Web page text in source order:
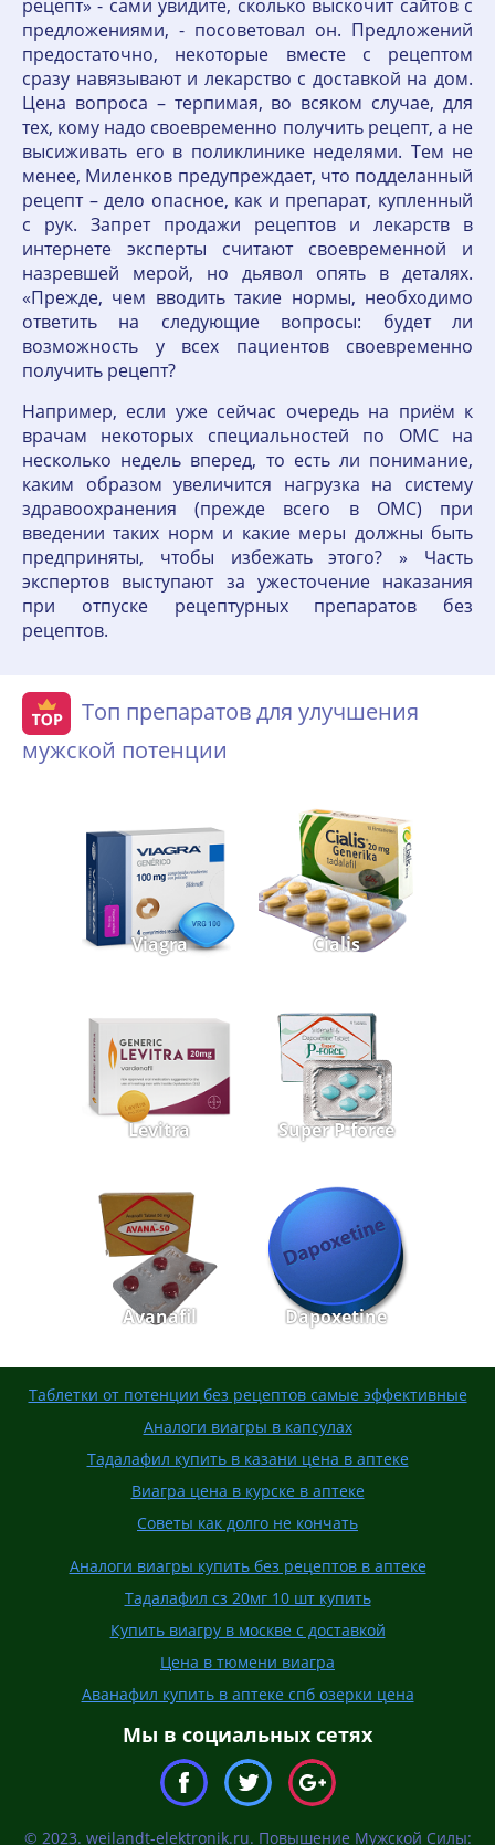
рецепт» - сами увидите, сколько выскочит сайтов с
предложениями, - посоветовал он. Предложений
предостаточно, некоторые вместе с рецептом
сразу навязывают и лекарство с доставкой на дом.
Цена вопроса – терпимая, во всяком случае, для
тех, кому надо своевременно получить рецепт, а не
высиживать его в поликлинике неделями. Тем не
менее, Миленков предупреждает, что подделанный
рецепт – дело опасное, как и препарат, купленный
с рук. Запрет продажи рецептов и лекарств в
интернете эксперты считают своевременной и
назревшей мерой, но дьявол опять в деталях.
«Прежде, чем вводить такие нормы, необходимо
ответить на следующие вопросы: будет ли
возможность у всех пациентов своевременно
получить рецепт?
Например, если уже сейчас очередь на приём к
врачам некоторых специальностей по ОМС на
несколько недель вперед, то есть ли понимание,
каким образом увеличится нагрузка на систему
здравоохранения (прежде всего в ОМС) при
введении таких норм и какие меры должны быть
предприняты, чтобы избежать этого? » Часть
экспертов выступают за ужесточение наказания
при отпуске рецептурных препаратов без
рецептов.
Топ препаратов для улучшения
мужской потенции
Viagra Cialis
Levitra Super P-force
Avanafil Dapoxetine
Таблетки от потенции без рецептов самые эффективные
Аналоги виагры в капсулах
Тадалафил купить в казани цена в аптеке
Виагра цена в курске в аптеке
Советы как долго не кончать
Аналоги виагры купить без рецептов в аптеке
Тадалафил сз 20мг 10 шт купить
Купить виагру в москве с доставкой
Цена в тюмени виагра
Аванафил купить в аптеке спб озерки цена
Мы в социальных сетях
© 2023. weilandt-elektronik.ru. Повышение Мужской Силы: